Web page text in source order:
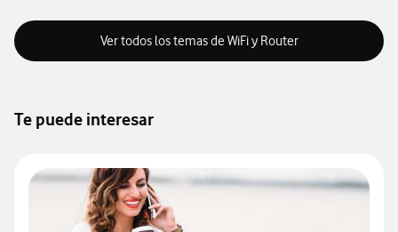
Ver todos los temas de WiFi y Router
Te puede interesar